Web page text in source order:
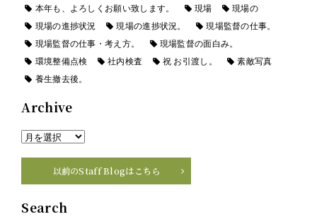
本年も、よろしくお願い致します。
現場
現場の
現場の進捗状況
現場の進捗状況。
現場監督の仕事。
現場監督の仕事・考え方。
現場監督の面白み。
環境整備点検
社内検査 祝 お引渡し。
素敵写真
養生撤去後。
Archive
以前のStaff Blogはこちら
Search